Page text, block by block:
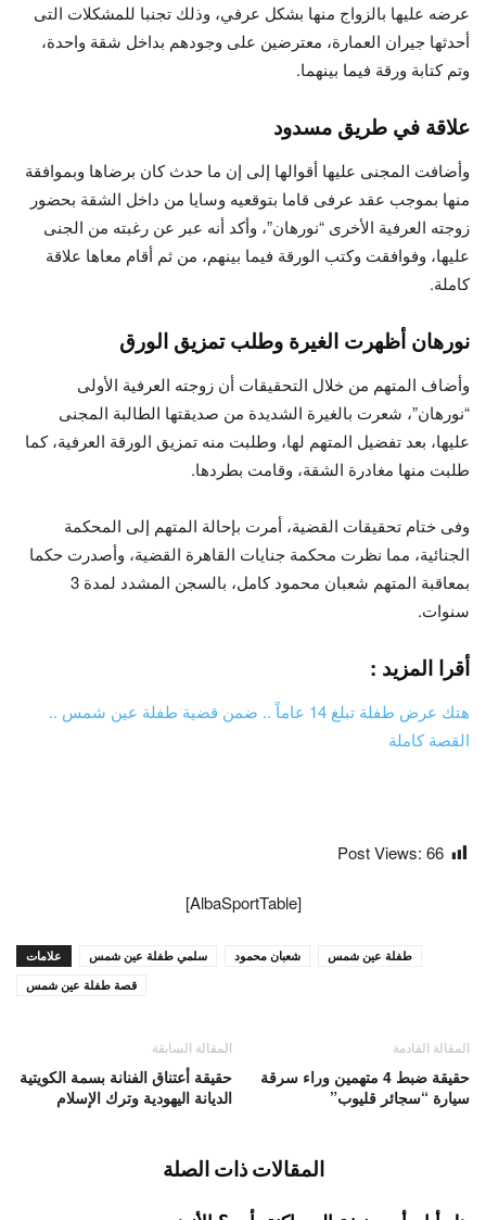
عرضه عليها بالزواج منها بشكل عرفي، وذلك تجنبا للمشكلات التى
أحدثها جيران العمارة، معترضين على وجودهم بداخل شقة واحدة،
وتم كتابة ورقة فيما بينهما.
علاقة في طريق مسدود
وأضافت المجنى عليها أقوالها إلى إن ما حدث كان برضاها وبموافقة
منها بموجب عقد عرفى قاما بتوقعيه وسايا من داخل الشقة بحضور
زوجته العرفية الأخرى “نورهان”، وأكد أنه عبر عن رغبته من الجنى
عليها، وفوافقت وكتب الورقة فيما بينهم، من ثم أقام معاها علاقة
كاملة.
نورهان أظهرت الغيرة وطلب تمزيق الورق
وأضاف المتهم من خلال التحقيقات أن زوجته العرفية الأولى
“نورهان”، شعرت بالغيرة الشديدة من صديقتها الطالبة المجنى
عليها، بعد تفضيل المتهم لها، وطلبت منه تمزيق الورقة العرفية، كما
طلبت منها مغادرة الشقة، وقامت بطردها.
وفى ختام تحقيقات القضية، أمرت بإحالة المتهم إلى المحكمة
الجنائية، مما نظرت محكمة جنايات القاهرة القضية، وأصدرت حكما
بمعاقبة المتهم شعبان محمود كامل، بالسجن المشدد لمدة 3
سنوات.
أقرا المزيد :
هتك عرض طفلة تبلغ 14 عاماً .. ضمن قضية طفلة عين شمس ..
القصة كاملة
Post Views: 66
[AlbaSportTable]
علامات سلمي طفلة عين شمس شعبان محمود
طفلة عين شمس
قصة طفلة عين شمس
المقالة السابقة
حقيقة أعتناق الفنانة بسمة الكويتية
الديانة اليهودية وترك الإسلام
المقالة القادمة
حقيقة ضبط 4 متهمين وراء سرقة
سيارة “سجائر قليوب”
المقالات ذات الصلة